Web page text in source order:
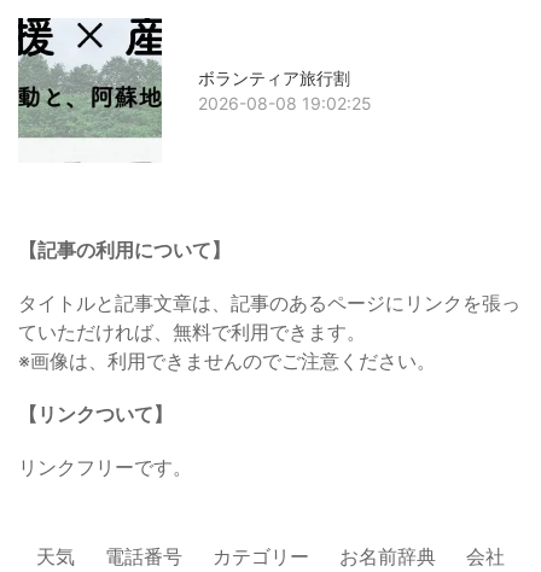
ボランティア旅行割
2026-08-08 19:02:25
【記事の利用について】
タイトルと記事文章は、記事のあるページにリンクを張っ
ていただければ、無料で利用できます。
※画像は、利用できませんのでご注意ください。
【リンクついて】
リンクフリーです。
天気 電話番号 カテゴリー お名前辞典 会社